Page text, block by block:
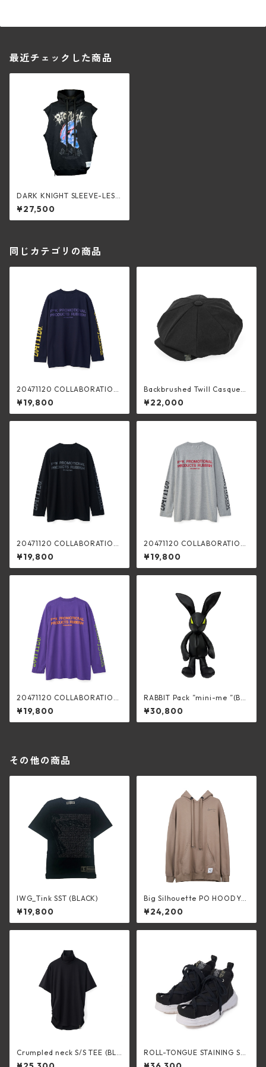
最近チェックした商品
DARK KNIGHT SLEEVE-LESS
HOODED (BLACK)
¥27,500
同じカテゴリの商品
20471120 COLLABORATION
L/S TEE _3 (NAVY×YELLOW)
¥19,800
Backbrushed Twill Casquett
e (BLACK)
¥22,000
20471120 COLLABORATION
L/S TEE _3 (BLACK×C.GRAY)
¥19,800
20471120 COLLABORATION
L/S TEE _3 (GRAY×BLACK)
¥19,800
20471120 COLLABORATION
L/S TEE _3 (PURPLE×GREEN)
¥19,800
RABBIT Pack ”mini-me ”(BLA
CK)
¥30,800
その他の商品
IWG_Tink SST (BLACK)
¥19,800
Big Silhouette PO HOODY
"Grenade Vulture" Sand Bei
ge
¥24,200
Crumpled neck S/S TEE (BLA
CK)
ROLL-TONGUE STAINING SH
OES feat. Maison MIHARA Y